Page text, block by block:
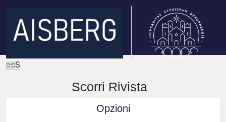
IRIS
Scorri Rivista
Opzioni